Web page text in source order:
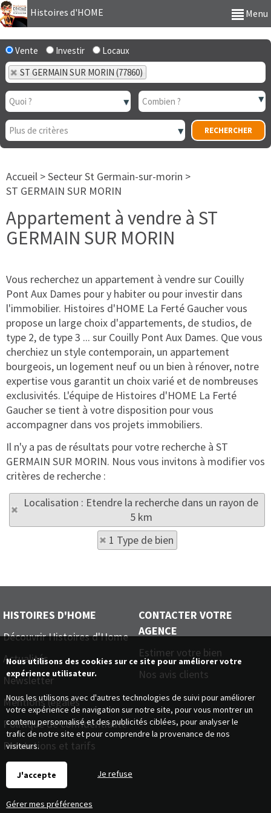
Histoires d'HOME Menu
Vente Investir
Locaux
ST GERMAIN SUR MORIN (77860)
Accueil >Secteur St Germain-sur-morin >
ST GERMAIN SUR MORIN
Appartement à vendre à ST
GERMAIN SUR MORIN
Vous recherchez un appartement à vendre sur Couilly
Pont Aux Dames pour y habiter ou pour investir dans
l'immobilier. Histoires d'HOME La Ferté Gaucher vous
propose un large choix d'appartements, de studios, de
type 2, de type 3 ... sur Couilly Pont Aux Dames. Que vous
cherchiez un style contemporain, un appartement
bourgeois, un logement neuf ou un bien à rénover, notre
expertise vous garantit un choix varié et de nombreuses
exclusivités. L'équipe de Histoires d'HOME La Ferté
Gaucher se tient à votre disposition pour vous
accompagner dans vos projets immobiliers.
Il n'y a pas de résultats pour votre recherche à ST
GERMAIN SUR MORIN. Nous vous invitons à modifier vos
critères de recherche :
Localisation : Etendre la recherche dans un rayon de
5 km
1 Type de bien
HISTOIRES D'HOME
Découvrir Histoires d'Home
Actualités
Newsletter
Mentions légales
Politique de confidentialité
Prestations et tarifs
CONTACTER VOTRE
AGENCE
Estimer votre bien
Nos avis clients
Nous utilisons des cookies sur ce site pour améliorer votre
expérience utilisateur.
Nous les utilisons avec d'autres technologies de suivi pour améliorer
votre expérience de navigation sur notre site, pour vous montrer un
contenu personnalisé et des publicités ciblées, pour analyser le
trafic de notre site et pour comprendre la provenance de nos
visiteurs.
J'accepte Je refuse
Gérer mes préférences